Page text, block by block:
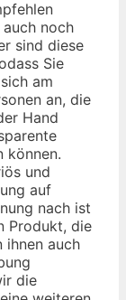
noch
sind diese
Sie
am
an, die
Hand
können.
und
auf
nach ist
Produkt, die
ihnen auch
die